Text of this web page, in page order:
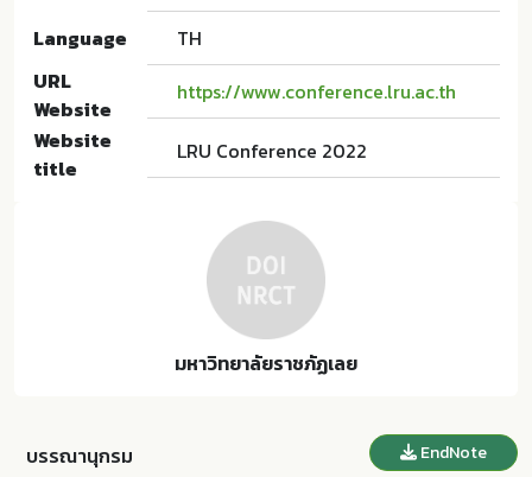
Language
TH
URL
Website
https://www.conference.lru.ac.th
Website
title
LRU Conference 2022
มหาวิทยาลัยราชภัฏเลย
บรรณานุกรม EndNote